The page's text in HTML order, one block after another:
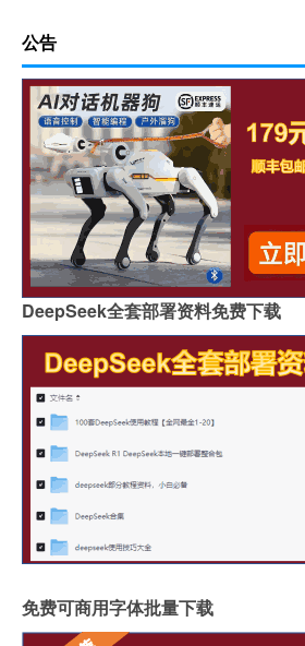
公告
DeepSeek全套部署资料免费下载
免费可商用字体批量下载